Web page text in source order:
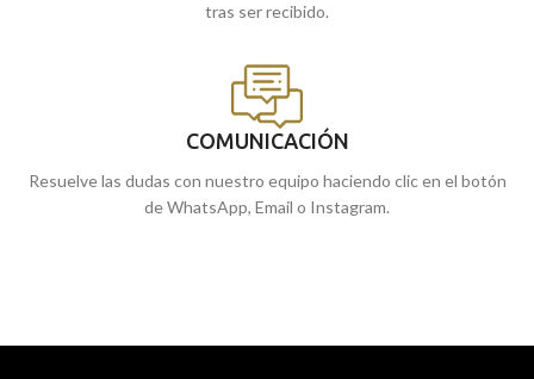
tras ser recibido.
COMUNICACIÓN
Resuelve las dudas con nuestro equipo haciendo clic en el botón
de WhatsApp, Email o Instagram.